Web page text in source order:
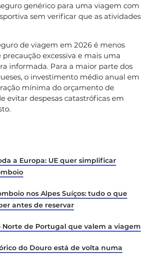
genérico para uma viagem com
sem verificar que as atividades
de viagem em 2026 é menos
excessiva e mais uma
informada. Para a maior parte dos
o investimento médio anual em
mínima do orçamento de
evitar despesas catastróficas em
a Europa: UE quer simplificar
nos Alpes Suíços: tudo o que
antes de reservar
Norte de Portugal que valem a viagem
do Douro está de volta numa